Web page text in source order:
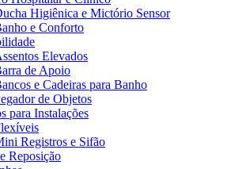
Higiênica e Mictório Sensor
e Conforto
Elevados
de Apoio
e Cadeiras para Banho
de Objetos
para Instalações
Registros e Sifão
Reposição